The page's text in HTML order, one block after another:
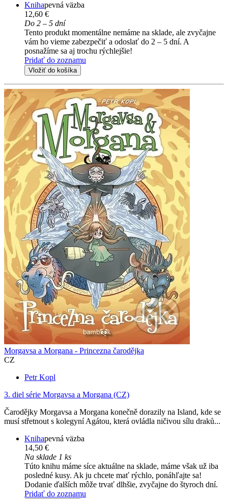
Knihapevná väzba
12,60 €
Do 2 – 5 dní
Tento produkt momentálne nemáme na sklade, ale zvyčajne
vám ho vieme zabezpečiť a odoslať do 2 – 5 dní. A
posnažíme sa aj trochu rýchlejšie!
Pridať do zoznamu
Vložiť do košíka
Morgavsa a Morgana - Princezna čarodějka
CZ
Petr Kopl
3. diel série Morgavsa a Morgana (CZ)
Čarodějky Morgavsa a Morgana konečně dorazily na Island, kde se
musí střetnout s kolegyní Agátou, která ovládla ničivou sílu draků...
Knihapevná väzba
14,50 €
Na sklade 1 ks
Túto knihu máme síce aktuálne na sklade, máme však už iba
posledné kusy. Ak ju chcete mať rýchlo, ponáhľajte sa!
Dodanie ďalších môže trvať dlhšie, zvyčajne do štyroch dní.
Pridať do zoznamu